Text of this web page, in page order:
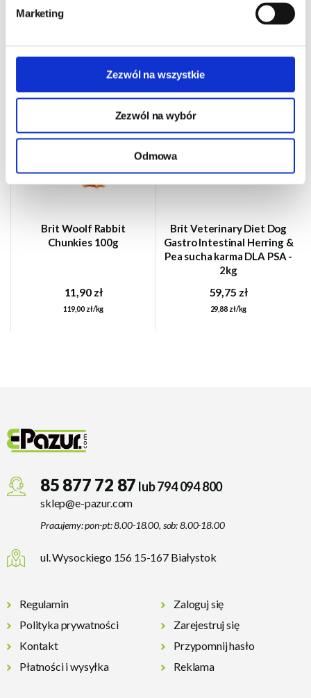
Marketing
Zezwól na wszystkie
Zezwól na wybór
Odmowa
Brit Woolf Rabbit
Chunkies 100g
11,90 zł
119,00 zł/kg
Brit Veterinary Diet Dog
Gastro Intestinal Herring &
Pea sucha karma DLA PSA -
2kg
59,75 zł
29,88 zł/kg
85 877 72 87 lub 794 094 800
sklep@e-pazur.com
Pracujemy: pon-pt: 8.00-18.00, sob: 8.00-18.00
ul. Wysockiego 156 15-167 Białystok
Regulamin
Polityka prywatności
Kontakt
Płatności i wysyłka
Zaloguj się
Zarejestruj się
Przypomnij hasło
Reklama